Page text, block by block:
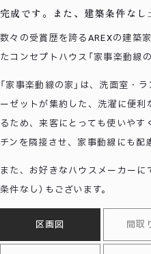
完成です。また、建築条件なし
数々の受賞歴を誇るAREXの建築
たコンセプトハウス「家事楽動線の
「家事楽動線の家」は、洗面室・
ーゼットが集約した、洗濯に便利
るため、来客にとっても使いやす
チンを隣接させ、家事動線にも配
また、お好きなハウスメーカーに
条件なし）もございます。
区画図 間取